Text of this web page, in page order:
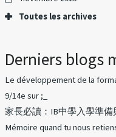
Toutes les archives
Derniers blogs
Le développement de la
9/14e sur ;_
家長必讀：IB中學入學準備
Mémoire quand tu nous